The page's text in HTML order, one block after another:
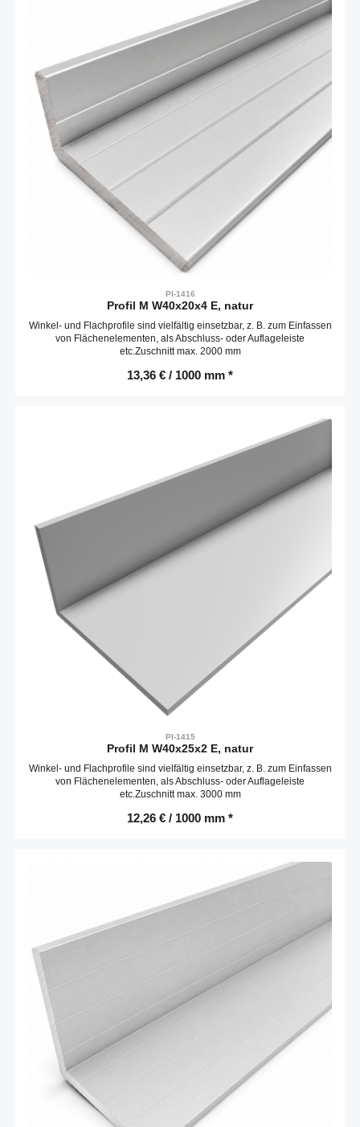
PI-1416
Profil M W40x20x4 E, natur
Winkel- und Flachprofile sind vielfältig einsetzbar, z. B. zum Einfassen
von Flächenelementen, als Abschluss- oder Auflageleiste
etc.Zuschnitt max. 2000 mm
13,36 € / 1000 mm *
PI-1415
Profil M W40x25x2 E, natur
Winkel- und Flachprofile sind vielfältig einsetzbar, z. B. zum Einfassen
von Flächenelementen, als Abschluss- oder Auflageleiste
etc.Zuschnitt max. 3000 mm
12,26 € / 1000 mm *